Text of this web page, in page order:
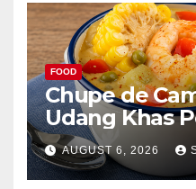
FOOD
Chupe de
Udang Khas
Lezat
AUGUST 6, 2026